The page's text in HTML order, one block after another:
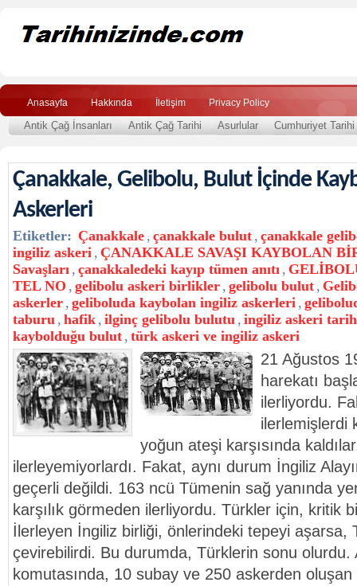
Anasayfa Hakkında İletişim Privacy Policy
Antik Çağ İnsanları Antik Çağ Tarihi Asurlular Cumhuriyet Tarihi
Çanakkale, Gelibolu, Bulut İçinde
Askerleri
Etiketler: Çanakkale , çanakkale bulut , çanakkale
ingiliz askeri , ÇANAKKALE SAVAŞI KAYBOLAN
Savaşları , çanakkaledeki kayıp tümen anıtı ,
TEL NO , gelibolu askeri birlikler , gelibolu bulut ,
askerler , geliboluda kaybolan ingiliz askerleri ,
taburu , hafik , ilginç gelibolu bulutu , ingiliz askeri
kaybolduğu bulut , türk askeri ve ingiliz askeri
21 Ağustos
harekatı
ilerliyordu.
ilerlemişlerdi
yoğun ateşi karşısında
ilerleyemiyorlardı. Fakat, aynı durum İngiliz
geçerli değildi. 163 ncü Tümenin sağ yanında
karşılık görmeden ilerliyordu. Türkler için, kritik
İlerleyen İngiliz birliği, önlerindeki tepeyi aşarsa,
çevirebilirdi. Bu durumda, Türklerin sonu olurdu.
komutasında, 10 subay ve 250 askerden oluşan